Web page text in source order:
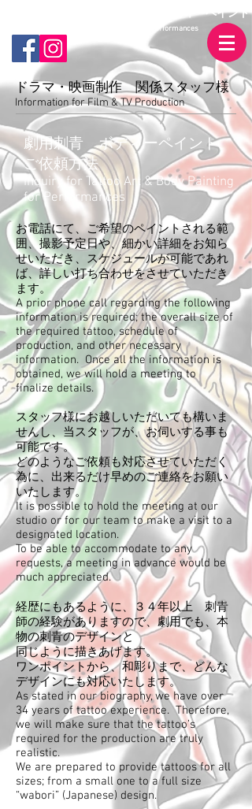
映画・ドラマ・CM・劇用刺青・ボディーペイント
Tattoo Art & Body Painting for Performances
ドラマ・映画制作 関係スタッフ様
Information for Film & TV Production
劇用刺青 ボディーペイント
ご依頼方法
Inquiry for Tattoo Art & Body Painting
for Performances
お電話にて、ご希望のペイントされる範
囲、撮影予定日や、細かい詳細をお知ら
せいただき、スケジュールが可能であれ
ば、詳しい打ち合わせをさせていただき
ます。
A prior phone call regarding the following
information is required; the overall size of
the required tattoo, schedule of
production, and other necessary
information. Once all the information is
obtained, we will hold a meeting to
finalize details.
スタッフ様にお越しいただいても構いま
せんし、当スタッフが、お伺いする事も
可能です。
どのようなご依頼も対応させていただく
為に、出来るだけ早めのご連絡をお願い
いたします。
It is possible to hold the meeting at our
studio or for our team to make a visit to a
designated location.
To be able to accommodate to any
requests, a meeting in advance would be
much appreciated.
経歴にもあるように、３４年以上 刺青
師の経験がありますので、劇用でも、本
物の刺青のデザインと
同じように描きあげます。
​ワンポイントから、和彫りまで、どんな
デザインにも対応いたします。
As stated in our biography, we have over
34 years of tattoo experience. Therefore,
we will make sure that the tattoo’s
required for the production are truly
realistic.
We are prepared to provide tattoos for all
sizes; from a small one to a full size
“wabori” (Japanese) design.